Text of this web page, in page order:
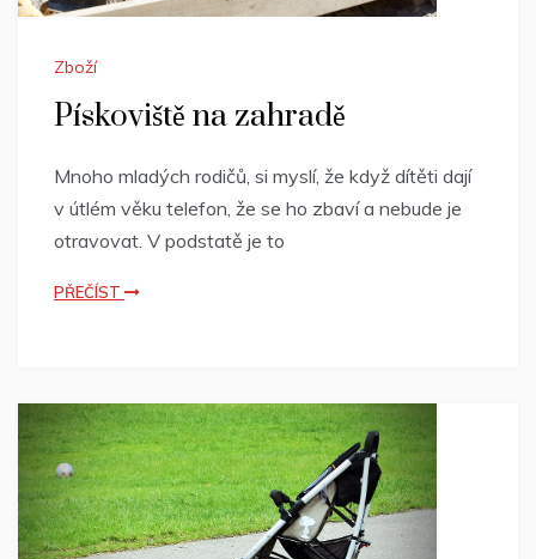
Zboží
Pískoviště na zahradě
Mnoho mladých rodičů, si myslí, že když dítěti dají
v útlém věku telefon, že se ho zbaví a nebude je
otravovat. V podstatě je to
PŘEČÍST